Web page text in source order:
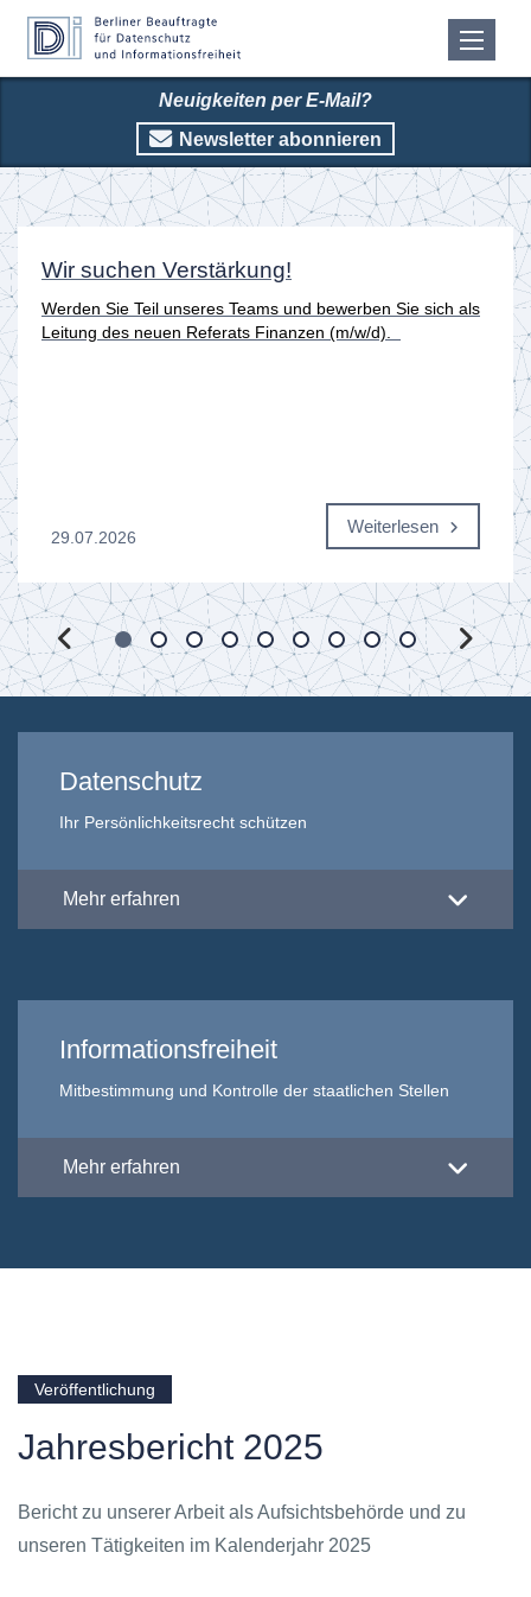
Neuigkeiten per E-Mail?
Newsletter abonnieren
Startseite
Wir suchen Verstärkung!
Werden Sie Teil unseres Teams und bewerben Sie sich als
Leitung des neuen Referats Finanzen (m/w/d).
29.07.2026
Weiterlesen
Datenschutz
Ihr Persönlichkeitsrecht schützen
Mehr erfahren
Informationsfreiheit
Mitbestimmung und Kontrolle der staatlichen Stellen
Mehr erfahren
Veröffentlichung
Jahresbericht 2025
Bericht zu unserer Arbeit als Aufsichtsbehörde und zu
unseren Tätigkeiten im Kalenderjahr 2025